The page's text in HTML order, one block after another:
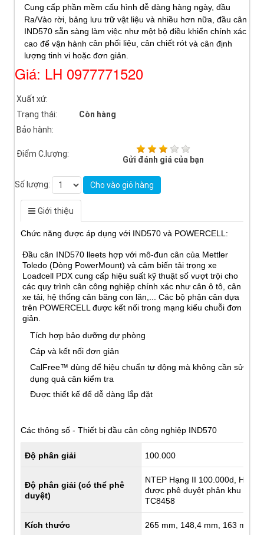
Cung cấp phần mềm cấu hình dễ dàng hàng ngày, đầu
Ra/Vào rời, bảng lưu trữ vật liệu và nhiều hơn nữa, đầu cân
IND570 sẵn sàng làm việc như một bộ điều khiển chính xác
cao để vận hành cân phối liệu cân chiết rót và cân định
lượng tinh vi hoặc đơn giản.
Giá: LH 0977771520
Xuất xứ:
Trạng thái:
Còn hàng
Bảo hành:
Điểm C.lượng:
Gửi đánh giá của bạn
Số lượng: Cho vào giỏ hàng
Giới thiệu
Chức năng được áp dụng với IND570 và POWERCELL:
Đầu cân IND570 lleets hợp với mô-đun cân của Mettler
Toledo (Dòng PowerMount) và cảm biến tải trọng xe
Loadcell PDX cung cấp hiệu suất kỹ thuật số vượt trội cho
các quy trình cân công nghiệp chính xác như cân ô tô, cân
xe tải, hệ thống cân băng con lăn,... Các bộ phận cân dựa
trên POWERCELL được kết nối trong mạng kiểu chuỗi đơn
giản.
Tích hợp bảo dưỡng dự phòng
Cáp và kết nối đơn giản
CalFree™ dùng để hiệu chuẩn tự động mà không cần sử
dụng quả cân kiểm tra
Được thiết kế để dễ dàng lắp đặt
Các thông số - Thiết bị đầu cân công nghiệp IND570
Độ phân giải 100.000
Độ phân giải (có thể phê
duyệt)
NTEP Hạng II 100.000d, Hạng
được phê duyệt phân khu
TC8458
Kích thước 265 mm, 148,4 mm, 163 mm